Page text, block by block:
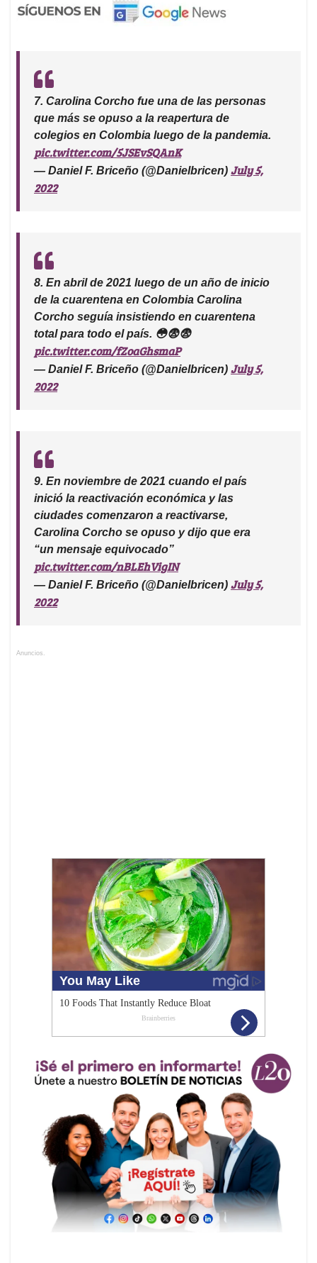
7. Carolina Corcho fue una de las personas
que más se opuso a la reapertura de
colegios en Colombia luego de la pandemia.
pic.twitter.com/5JSEvSQAnK
— Daniel F. Briceño (@Danielbricen) July 5,
2022
8. En abril de 2021 luego de un año de inicio
de la cuarentena en Colombia Carolina
Corcho seguía insistiendo en cuarentena
total para todo el país. 😳😨😨
pic.twitter.com/fZoaGhsmaP
— Daniel F. Briceño (@Danielbricen) July 5,
2022
9. En noviembre de 2021 cuando el país
inició la reactivación económica y las
ciudades comenzaron a reactivarse,
Carolina Corcho se opuso y dijo que era
“un mensaje equivocado”
pic.twitter.com/nBLEhVigIN
— Daniel F. Briceño (@Danielbricen) July 5,
2022
Anuncios.